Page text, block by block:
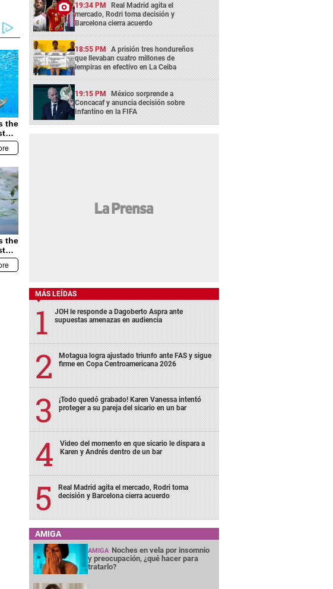
19:34 PM Real Madrid agita el
mercado, Rodri toma decisión y
Barcelona cierra acuerdo
18:55 PM A prisión tres hondureños
que llevaban cuatro millones de
lempiras en efectivo en La Ceiba
19:15 PM México sorprende a
Concacaf y anuncia decisión sobre
Infantino en la FIFA
MÁS LEÍDAS
JOH le responde a Dagoberto Aspra ante
supuestas amenazas en audiencia
Motagua logra ajustado triunfo ante FAS y sigue
firme en Copa Centroamericana 2026
¡Todo quedó grabado! Karen Vanessa intentó
proteger a su pareja del sicario en un bar
Video del momento en que sicario le dispara a
Karen y Andrés dentro de un bar
Real Madrid agita el mercado, Rodri toma
decisión y Barcelona cierra acuerdo
AMIGA
AMIGA Noches en vela por insomnio
y preocupación, ¿qué hacer para
tratarlo?